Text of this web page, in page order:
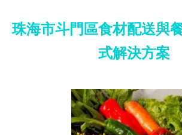
珠海市斗門區食材配送與
式解決方案